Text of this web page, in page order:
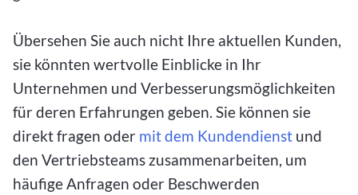
Übersehen Sie auch nicht Ihre aktuellen Kunden,
sie könnten wertvolle Einblicke in Ihr
Unternehmen und Verbesserungsmöglichkeiten
für deren Erfahrungen geben. Sie können sie
direkt fragen oder mit dem Kundendienst und
den Vertriebsteams zusammenarbeiten, um
häufige Anfragen oder Beschwerden